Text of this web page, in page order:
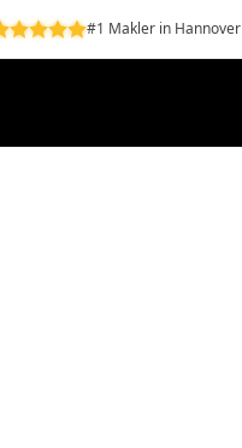
#1 Makler in Hannover